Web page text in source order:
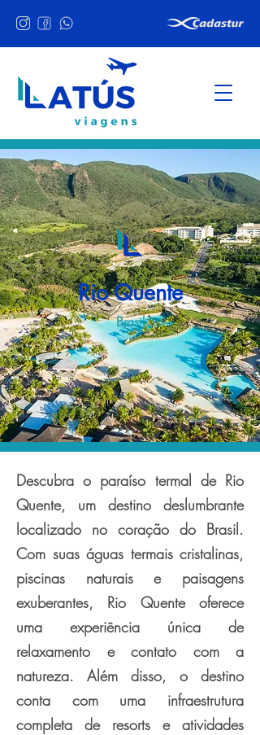
Rio Quente
Brasil
Descubra o paraíso termal de Rio
Quente, um destino deslumbrante
localizado no coração do Brasil.
Com suas águas termais cristalinas,
piscinas naturais e paisagens
exuberantes, Rio Quente oferece
uma experiência única de
relaxamento e contato com a
natureza. Além disso, o destino
conta com uma infraestrutura
completa de resorts e atividades